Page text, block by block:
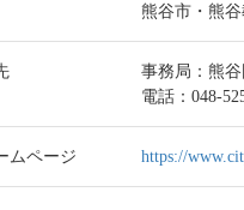
熊谷市・熊
事務局：熊
電話：048-
ムページ https://